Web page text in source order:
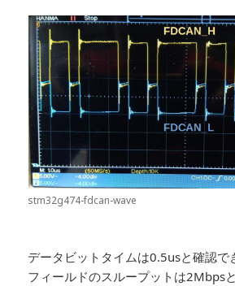
stm32g474-fdcan-wave
データビットタイムは0.5usと確認で
フィールドのスループットは2Mbps